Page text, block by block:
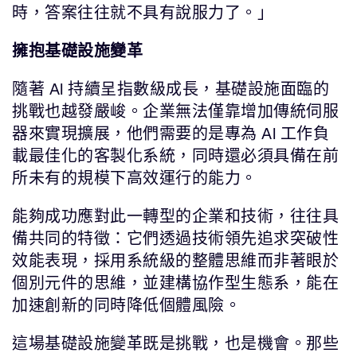
時，答案往往就不具有說服力了。」
擁抱基礎設施變革
隨著 AI 持續呈指數級成長，基礎設施面臨的
挑戰也越發嚴峻。企業無法僅靠增加傳統伺服
器來實現擴展，他們需要的是專為 AI 工作負
載最佳化的客製化系統，同時還必須具備在前
所未有的規模下高效運行的能力。
能夠成功應對此一轉型的企業和技術，往往具
備共同的特徵：它們透過技術領先追求突破性
效能表現，採用系統級的整體思維而非著眼於
個別元件的思維，並建構協作型生態系，能在
加速創新的同時降低個體風險。
這場基礎設施變革既是挑戰，也是機會。那些